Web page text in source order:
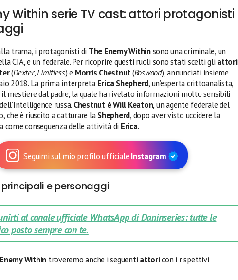
Within serie TV cast: attori protagonisti
trama, i protagonisti di The Enemy Withinsono una criminale, un
CIA, e un federale. Per ricoprire questi ruoli sono stati scelti gli attori
(Dexter,Limitless) e Morris Chestnut(Roswood), annunciati insieme
2018. La prima interpreta Erica Shepherd, un’esperta crittoanalista,
mestiere dal padre, la quale ha rivelato informazioni molto sensibili
russa. Chestnut è Will Keaton, un agente federale del
che è riuscito a catturare laShepherd, dopo aver visto uccidere la
come conseguenza delle attività di Erica.
Seguimi sul mio profilo ufficiale Instagram
e personaggi
al canale ufficiale WhatsApp di Daninseries: tutte le
posto sempre con te.
Within troveremo anche i seguenti attoricon i rispettivi